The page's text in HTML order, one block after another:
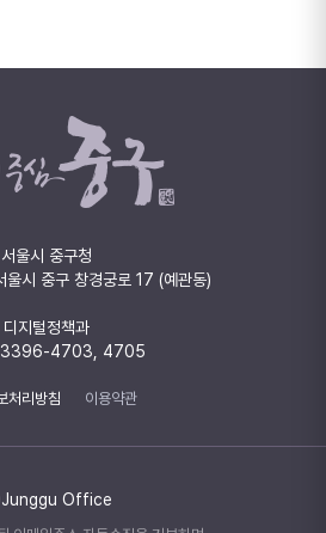
서울시 중구청
시 중구 창경궁로 17 (예관동)
디지털정책과
4703, 4705
처리방침 이용약관
Office